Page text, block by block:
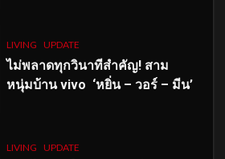
LIVING UPDATE
ไม่พลาดทุกวินาทีสำคัญ! สาม
หนุ่มบ้าน vivo ‘หยิ่น – วอร์ – มีน’
LIVING UPDATE